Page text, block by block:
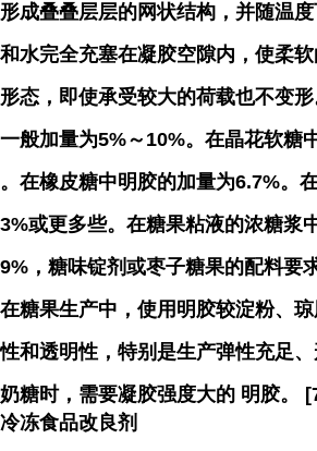
形成叠叠层层的网状结构，并随温
和水完全充塞在凝胶空隙内，使柔
形态，即使承受较大的荷载也不变
一般加量为5%～10%。在晶花软糖
。在橡皮糖中明胶的加量为6.7%。
3%或更多些。在糖果粘液的浓糖浆
9%，糖味锭剂或枣子糖果的配料要
在糖果生产中，使用明胶较淀粉、
性和透明性，特别是生产弹性充足、
奶糖时，需要凝胶强度大的 明胶。
冷冻食品改良剂